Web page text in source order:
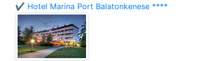
✔️ Hotel Marina Port Balatonkenese ****